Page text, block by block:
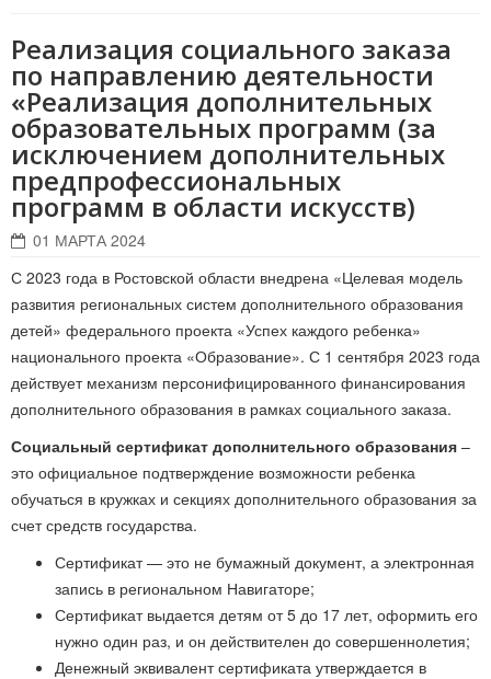
Реализация социального заказа
по направлению деятельности
«Реализация дополнительных
образовательных программ (за
исключением дополнительных
предпрофессиональных
программ в области искусств)
01 МАРТА 2024
С 2023 года в Ростовской области внедрена «Целевая модель
развития региональных систем дополнительного образования
детей» федерального проекта «Успех каждого ребенка»
национального проекта «Образование». С 1 сентября 2023 года
действует механизм персонифицированного финансирования
дополнительного образования в рамках социального заказа.
Социальный сертификат дополнительного образования –
это официальное подтверждение возможности ребенка
обучаться в кружках и секциях дополнительного образования за
счет средств государства.
Сертификат — это не бумажный документ, а электронная
запись в региональном Навигаторе;
Сертификат выдается детям от 5 до 17 лет, оформить его
нужно один раз, и он действителен до совершеннолетия;
Денежный эквивалент сертификата утверждается в